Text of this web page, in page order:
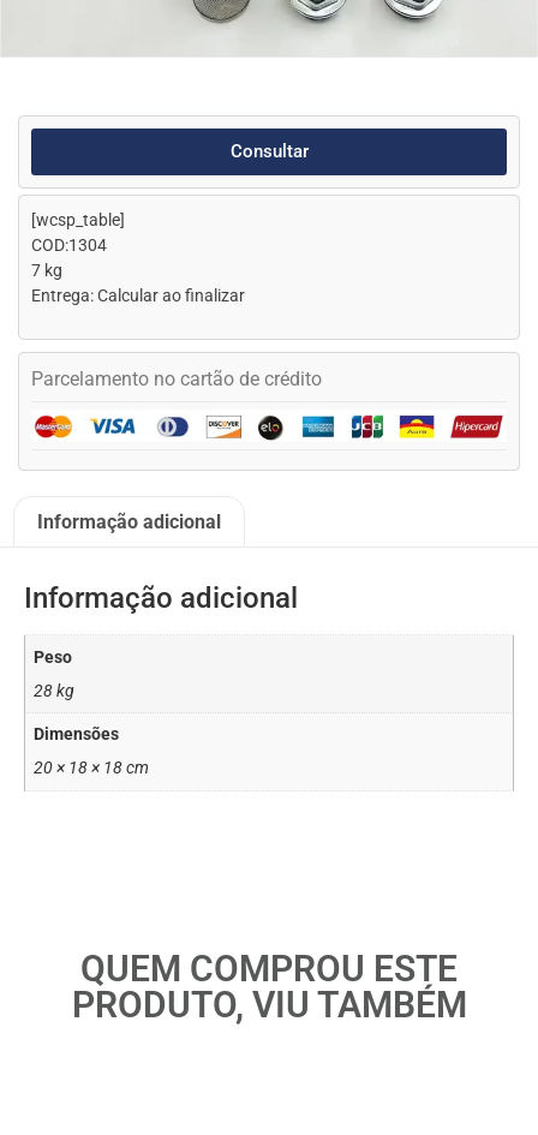
Consultar
[wcsp_table]
COD:1304
7 kg
Entrega: Calcular ao finalizar
Parcelamento no cartão de crédito
Informação adicional
Informação adicional
Peso
28 kg
Dimensões
20 × 18 × 18 cm
QUEM COMPROU ESTE
PRODUTO, VIU TAMBÉM